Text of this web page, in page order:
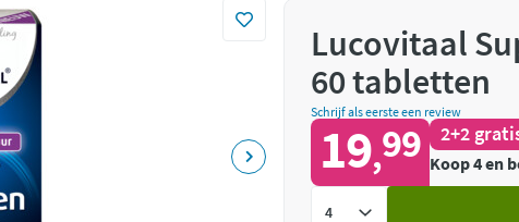
Lucovitaal
60 tabletten
Schrijf als eerste een review
19,99 2+2
Koop 4 en